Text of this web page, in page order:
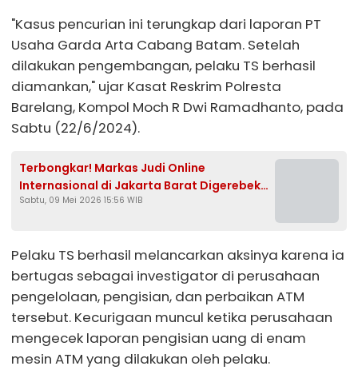
"Kasus pencurian ini terungkap dari laporan PT
Usaha Garda Arta Cabang Batam. Setelah
dilakukan pengembangan, pelaku TS berhasil
diamankan," ujar Kasat Reskrim Polresta
Barelang, Kompol Moch R Dwi Ramadhanto, pada
Sabtu (22/6/2024).
Terbongkar! Markas Judi Online
Internasional di Jakarta Barat Digerebek
Polisi
Sabtu, 09 Mei 2026 15:56 WIB
Pelaku TS berhasil melancarkan aksinya karena ia
bertugas sebagai investigator di perusahaan
pengelolaan, pengisian, dan perbaikan ATM
tersebut. Kecurigaan muncul ketika perusahaan
mengecek laporan pengisian uang di enam
mesin ATM yang dilakukan oleh pelaku.